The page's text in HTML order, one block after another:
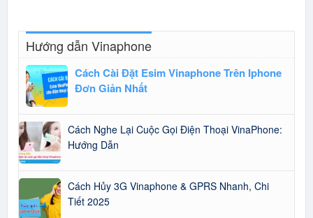
Hướng dẫn Vinaphone
Cách Cài Đặt Esim Vinaphone Trên Iphone
Đơn Giản Nhất
Cách Nghe Lại Cuộc Gọi Điện Thoại VinaPhone:
Hướng Dẫn
Cách Hủy 3G Vinaphone & GPRS Nhanh, Chi
Tiết 2025